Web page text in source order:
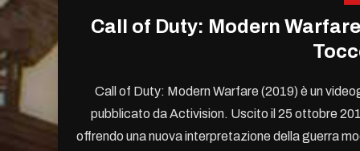
Call of Duty: Modern
Call of Duty: Modern Warfare (2019) è un
pubblicato da Activision. Uscito il 25 ottobre
offrendo una nuova interpretazione della guerra